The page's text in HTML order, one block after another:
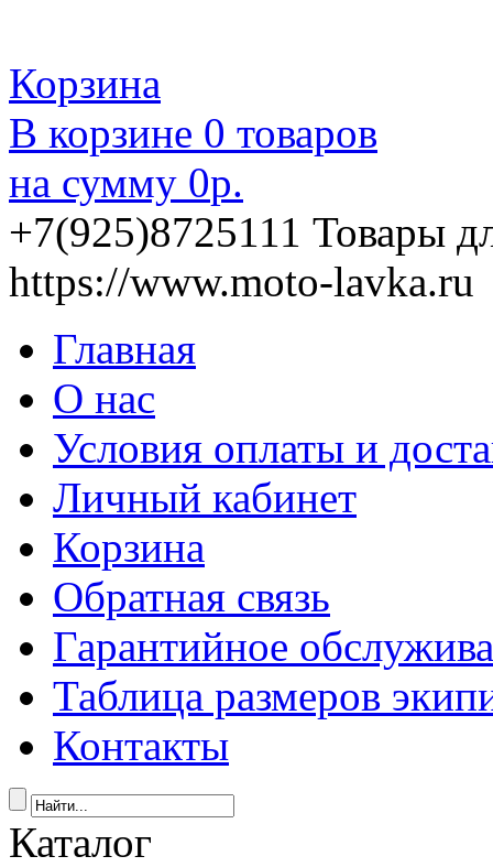
Корзина
В корзине 0 товаров
на сумму 0р.
+7(925)8725111 Товары
https://www.moto-lavka.ru
Главная
О нас
Условия оплаты и
Личный кабинет
Корзина
Обратная связь
Гарантийное
Таблица размеров
Контакты
Каталог